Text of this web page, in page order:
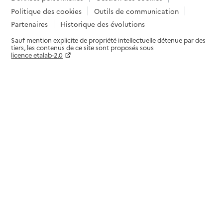
Politique des cookies
Outils de communication
Partenaires
Historique des évolutions
Sauf mention explicite de propriété intellectuelle détenue par des
tiers, les contenus de ce site sont proposés sous
licence etalab-2.0